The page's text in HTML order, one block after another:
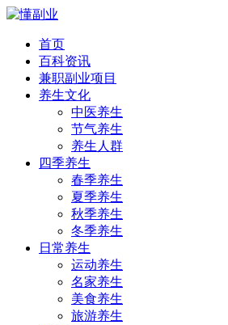
首页
百科资讯
兼职副业项目
养生文化
中医养生
节气养生
养生人群
四季养生
春季养生
夏季养生
秋季养生
冬季养生
日常养生
运动养生
名家养生
美食养生
旅游养生